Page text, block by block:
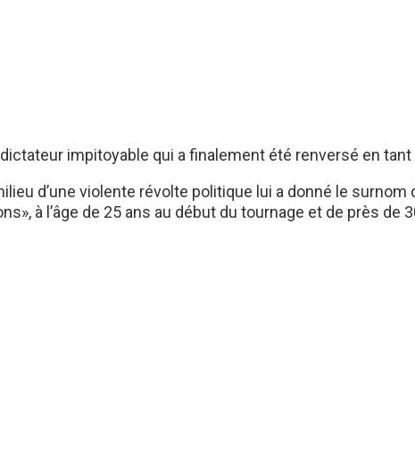
impitoyable qui a finalement été renversé en
d’une violente révolte politique lui a donné le
à l’âge de 25 ans au début du tournage et de près